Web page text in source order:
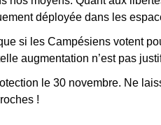
déployée dans les
si les Campésiens votent
augmentation n’est pas
le 30 novembre. Ne
!